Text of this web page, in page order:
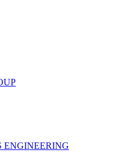
ENGINEERING